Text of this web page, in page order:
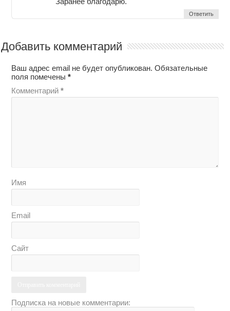
Ответить
Добавить комментарий
Ваш адрес email не будет опубликован. Обязательные
поля помечены*
Комментарий*
Имя
Email
Сайт
Подписка на новые комментарии: